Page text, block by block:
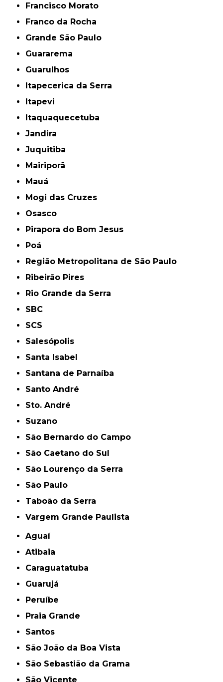
Francisco Morato
Franco da Rocha
Grande São Paulo
Guararema
Guarulhos
Itapecerica da Serra
Itapevi
Itaquaquecetuba
Jandira
Juquitiba
Mairiporã
Mauá
Mogi das Cruzes
Osasco
Pirapora do Bom Jesus
Poá
Região Metropolitana de São Paulo
Ribeirão Pires
Rio Grande da Serra
SBC
SCS
Salesópolis
Santa Isabel
Santana de Parnaíba
Santo André
Sto. André
Suzano
São Bernardo do Campo
São Caetano do Sul
São Lourenço da Serra
São Paulo
Taboão da Serra
Vargem Grande Paulista
Aguaí
Atibaia
Caraguatatuba
Guarujá
Peruíbe
Praia Grande
Santos
São João da Boa Vista
São Sebastião da Grama
São Vicente